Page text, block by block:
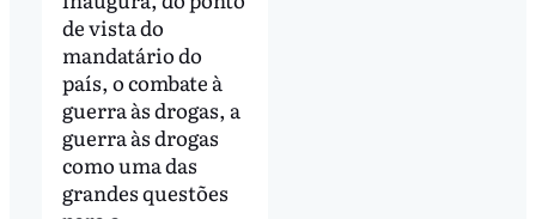
de vista do
mandatário do
país, o combate à
guerra às drogas, a
guerra às drogas
como uma das
grandes questões